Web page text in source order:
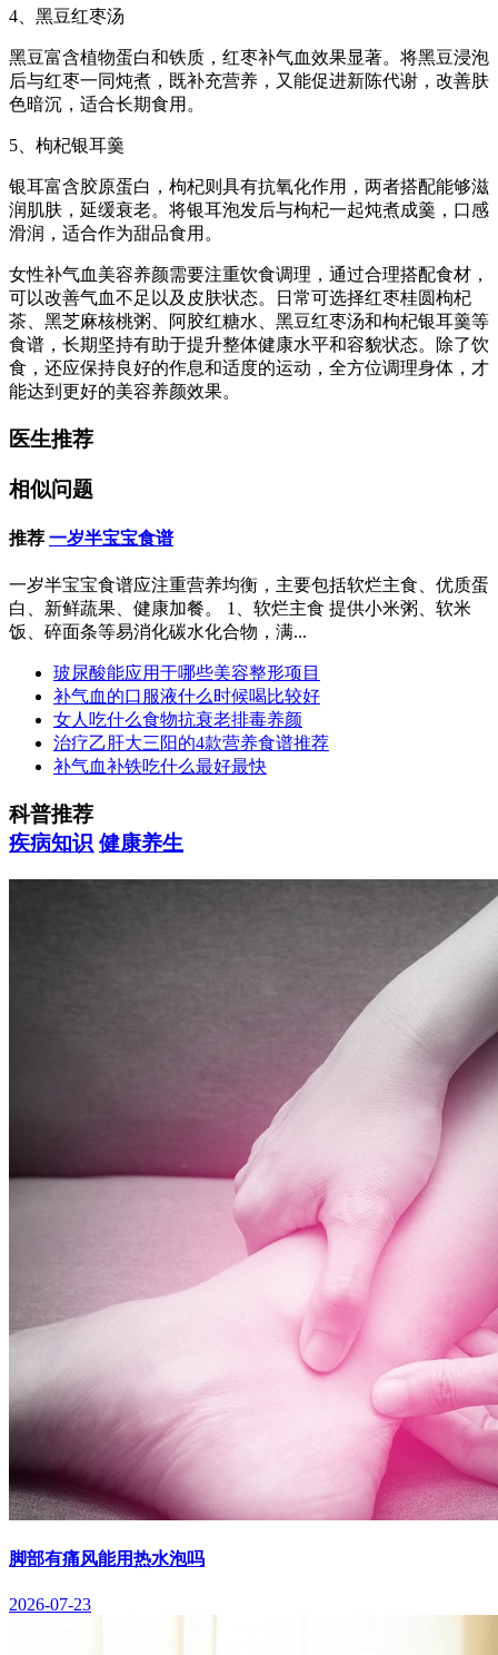
4、黑豆红枣汤
黑豆富含植物蛋白和铁质，红枣补气血效果显著。将黑豆浸泡
后与红枣一同炖煮，既补充营养，又能促进新陈代谢，改善肤
色暗沉，适合长期食用。
5、枸杞银耳羹
银耳富含胶原蛋白，枸杞则具有抗氧化作用，两者搭配能够滋
润肌肤，延缓衰老。将银耳泡发后与枸杞一起炖煮成羹，口感
滑润，适合作为甜品食用。
女性补气血美容养颜需要注重饮食调理，通过合理搭配食材，
可以改善气血不足以及皮肤状态。日常可选择红枣桂圆枸杞
茶、黑芝麻核桃粥、阿胶红糖水、黑豆红枣汤和枸杞银耳羹等
食谱，长期坚持有助于提升整体健康水平和容貌状态。除了饮
食，还应保持良好的作息和适度的运动，全方位调理身体，才
能达到更好的美容养颜效果。
医生推荐
相似问题
推荐 一岁半宝宝食谱
一岁半宝宝食谱应注重营养均衡，主要包括软烂主食、优质蛋
白、新鲜蔬果、健康加餐。 1、软烂主食 提供小米粥、软米
饭、碎面条等易消化碳水化合物，满...
玻尿酸能应用于哪些美容整形项目
补气血的口服液什么时候喝比较好
女人吃什么食物抗衰老排毒养颜
治疗乙肝大三阳的4款营养食谱推荐
补气血补铁吃什么最好最快
科普推荐
疾病知识 健康养生
脚部有痛风能用热水泡吗
2026-07-23